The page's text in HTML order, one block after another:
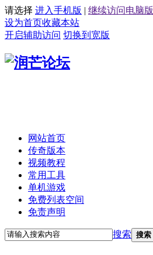
请选择 进入手机版 | 继续访问电脑版
设为首页收藏本站
开启辅助访问 切换到宽版
网站首页
传奇版本
视频教程
常用工具
单机游戏
免费列表空间
免责声明
搜索 搜索